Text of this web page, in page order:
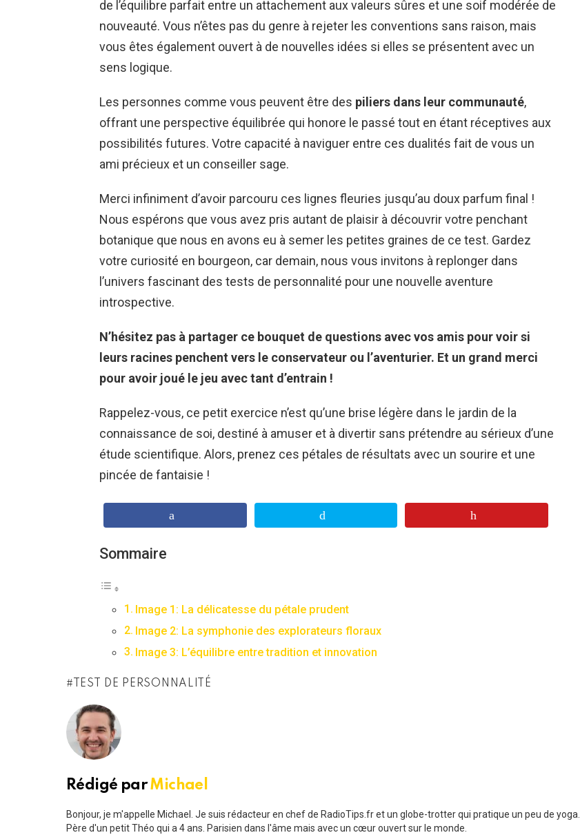
de l’équilibre parfait entre un attachement aux valeurs sûres et une soif modérée de
nouveauté. Vous n’êtes pas du genre à rejeter les conventions sans raison, mais
vous êtes également ouvert à de nouvelles idées si elles se présentent avec un
sens logique.
Les personnes comme vous peuvent être des piliers dans leur communauté,
offrant une perspective équilibrée qui honore le passé tout en étant réceptives aux
possibilités futures. Votre capacité à naviguer entre ces dualités fait de vous un
ami précieux et un conseiller sage.
Merci infiniment d’avoir parcouru ces lignes fleuries jusqu’au doux parfum final !
Nous espérons que vous avez pris autant de plaisir à découvrir votre penchant
botanique que nous en avons eu à semer les petites graines de ce test. Gardez
votre curiosité en bourgeon, car demain, nous vous invitons à replonger dans
l’univers fascinant des tests de personnalité pour une nouvelle aventure
introspective.
N’hésitez pas à partager ce bouquet de questions avec vos amis pour voir si
leurs racines penchent vers le conservateur ou l’aventurier. Et un grand merci
pour avoir joué le jeu avec tant d’entrain !
Rappelez-vous, ce petit exercice n’est qu’une brise légère dans le jardin de la
connaissance de soi, destiné à amuser et à divertir sans prétendre au sérieux d’une
étude scientifique. Alors, prenez ces pétales de résultats avec un sourire et une
pincée de fantaisie !
Sommaire
Image 1: La délicatesse du pétale prudent
Image 2: La symphonie des explorateurs floraux
Image 3: L’équilibre entre tradition et innovation
TEST DE PERSONNALITÉ
Rédigé parMichael
Bonjour, je m'appelle Michael. Je suis rédacteur en chef de RadioTips.fr et un globe-trotter qui pratique un peu de yoga.
Père d'un petit Théo qui a 4 ans. Parisien dans l'âme mais avec un cœur ouvert sur le monde.